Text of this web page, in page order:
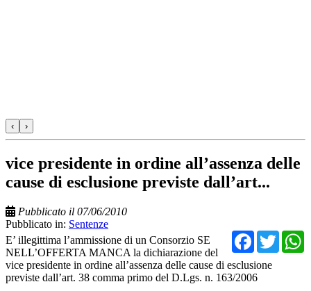
‹ ›
vice presidente in ordine all’assenza delle
cause di esclusione previste dall’art...
Pubblicato il 07/06/2010
Pubblicato in: Sentenze
E’ illegittima l’ammissione di un Consorzio SE
NELL’OFFERTA MANCA la dichiarazione del
vice presidente in ordine all’assenza delle cause di esclusione
previste dall’art. 38 comma primo del D.Lgs. n. 163/2006